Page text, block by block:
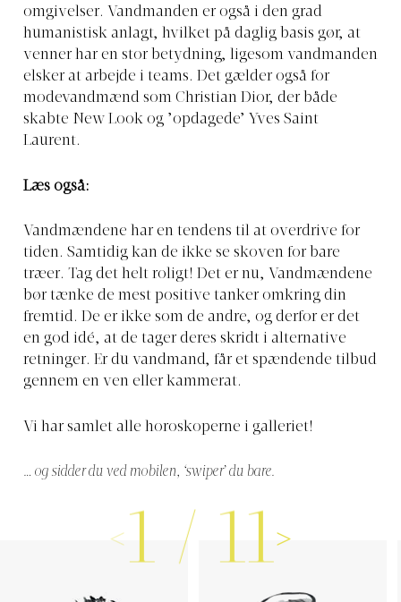
omgivelser. Vandmanden er også i den grad
humanistisk anlagt, hvilket på daglig basis gør, at
venner har en stor betydning, ligesom vandmanden
elsker at arbejde i teams. Det gælder også for
modevandmænd som Christian Dior, der både
skabte New Look og ’opdagede’ Yves Saint
Laurent.
Læs også:
Vandmændene har en tendens til at overdrive for
tiden. Samtidig kan de ikke se skoven for bare
træer. Tag det helt roligt! Det er nu, Vandmændene
bør tænke de mest positive tanker omkring din
fremtid. De er ikke som de andre, og derfor er det
en god idé, at de tager deres skridt i alternative
retninger. Er du vandmand, får et spændende tilbud
gennem en ven eller kammerat.
Vi har samlet alle horoskoperne i galleriet!
… og sidder du ved mobilen, ‘swiper’ du bare.
1 / 11